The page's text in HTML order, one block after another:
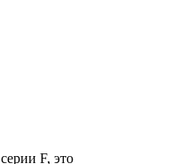
F, это